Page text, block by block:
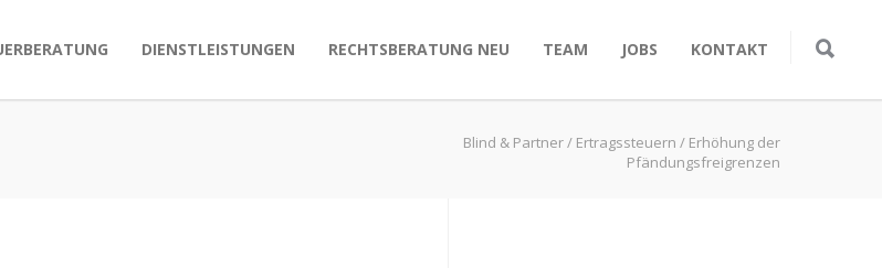
DIENSTLEISTUNGEN RECHTSBERATUNG NEU TEAM JOBS KONTAKT
Blind & Partner/ Ertragssteuern / Erhöhung der
Pfändungsfreigrenzen